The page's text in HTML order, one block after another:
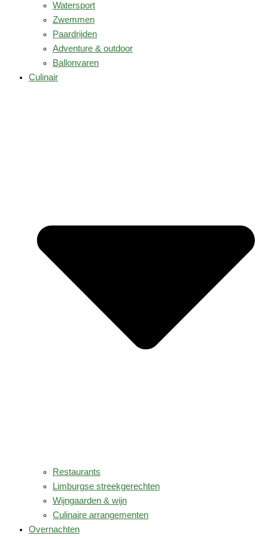
Watersport
Zwemmen
Paardrijden
Adventure & outdoor
Ballonvaren
Culinair
Restaurants
Limburgse streekgerechten
Wijngaarden & wijn
Culinaire arrangementen
Overnachten